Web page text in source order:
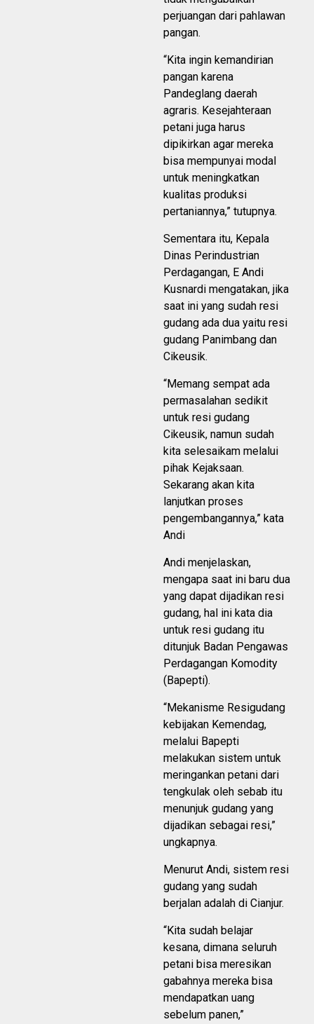
perjuangan dari pahlawan
pangan.
“Kita ingin kemandirian
pangan karena
Pandeglang daerah
agraris. Kesejahteraan
petani juga harus
dipikirkan agar mereka
bisa mempunyai modal
untuk meningkatkan
kualitas produksi
pertaniannya,” tutupnya.
Sementara itu, Kepala
Dinas Perindustrian
Perdagangan, E Andi
Kusnardi mengatakan, jika
saat ini yang sudah resi
gudang ada dua yaitu resi
gudang Panimbang dan
Cikeusik.
“Memang sempat ada
permasalahan sedikit
untuk resi gudang
Cikeusik, namun sudah
kita selesaikam melalui
pihak Kejaksaan.
Sekarang akan kita
lanjutkan proses
pengembangannya,” kata
Andi
Andi menjelaskan,
mengapa saat ini baru dua
yang dapat dijadikan resi
gudang, hal ini kata dia
untuk resi gudang itu
ditunjuk Badan Pengawas
Perdagangan Komodity
(Bapepti).
“Mekanisme Resigudang
kebijakan Kemendag,
melalui Bapepti
melakukan sistem untuk
meringankan petani dari
tengkulak oleh sebab itu
menunjuk gudang yang
dijadikan sebagai resi,”
ungkapnya.
Menurut Andi, sistem resi
gudang yang sudah
berjalan adalah di Cianjur.
“Kita sudah belajar
kesana, dimana seluruh
petani bisa meresikan
gabahnya mereka bisa
mendapatkan uang
sebelum panen,”